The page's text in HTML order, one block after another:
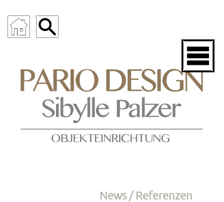
News / Referenzen